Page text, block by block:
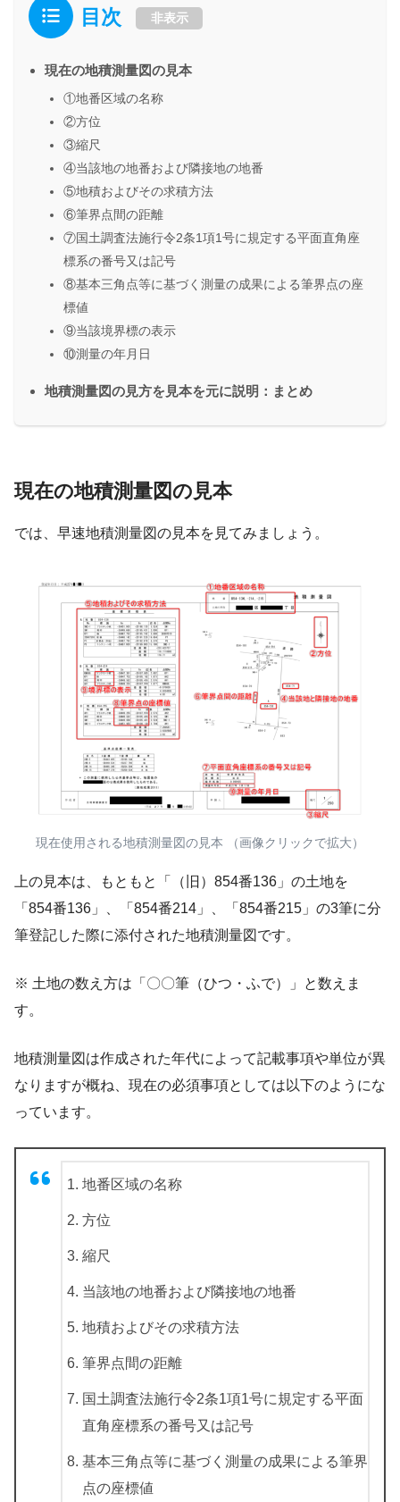
目次 非表示
現在の地積測量図の見本
①地番区域の名称
②方位
③縮尺
④当該地の地番および隣接地の地番
⑤地積およびその求積方法
⑥筆界点間の距離
⑦国土調査法施行令2条1項1号に規定する平面直角座
標系の番号又は記号
⑧基本三角点等に基づく測量の成果による筆界点の座
標値
⑨当該境界標の表示
⑩測量の年月日
地積測量図の見方を見本を元に説明：まとめ
現在の地積測量図の見本
では、早速地積測量図の見本を見てみましょう。
現在使用される地積測量図の見本 （画像クリックで拡大）
上の見本は、もともと「（旧）854番136」の土地を
「854番136」、「854番214」、「854番215」の3筆に分
筆登記した際に添付された地積測量図です。
※ 土地の数え方は「〇〇筆（ひつ・ふで）」と数えま
す。
地積測量図は作成された年代によって記載事項や単位が異
なりますが概ね、現在の必須事項としては以下のようにな
っています。
地番区域の名称
方位
縮尺
当該地の地番および隣接地の地番
地積およびその求積方法
筆界点間の距離
国土調査法施行令2条1項1号に規定する平面
直角座標系の番号又は記号
基本三角点等に基づく測量の成果による筆界
点の座標値